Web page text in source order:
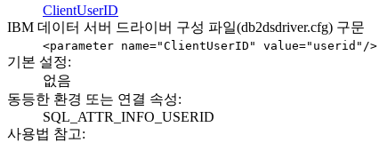
ClientUserID
IBM 데이터 서버 드라이버 구성 파일(db2dsdriver.cfg) 구문
<parameter name="ClientUserID" value=" userid "/>
기본 설정:
없음
동등한 환경 또는 연결 속성:
SQL_ATTR_INFO_USERID
사용법 참고: